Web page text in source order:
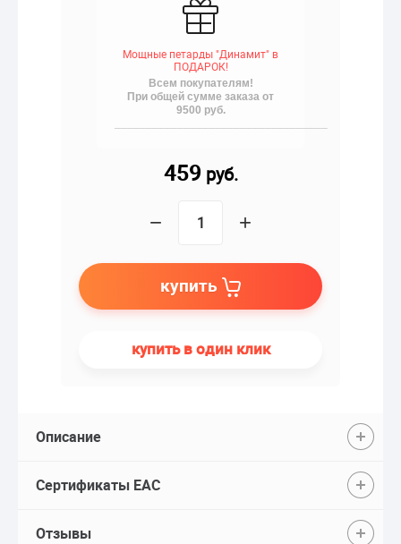
Мощные петарды "Динамит" в
ПОДАРОК!
Всем покупателям!
При общей сумме заказа от
9500 руб.
459 руб.
− +
купить
купить в один клик
Описание
Сертификаты EAC
Отзывы